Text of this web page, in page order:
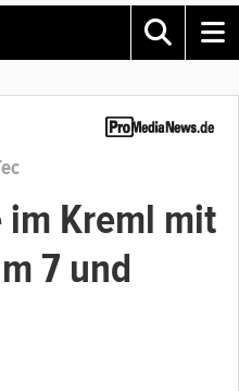
im Kreml mit
7 und